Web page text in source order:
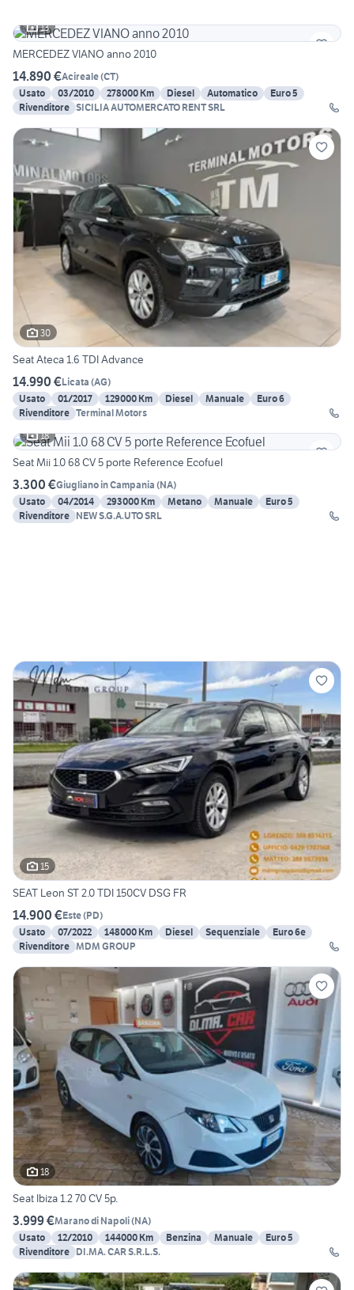
13
MERCEDEZ VIANO anno 2010
14.890 €Acireale(CT)
Usato
03/2010 278000 Km Diesel Automatico
Euro 5
Rivenditore SICILIA AUTOMERCATO RENT SRL
30
Seat Ateca 1.6 TDI Advance
14.990 €Licata (AG)
Usato
01/2017 129000 Km Diesel Manuale
Euro 6
Rivenditore Terminal Motors
18
Seat Mii 1.0 68 CV 5 porte Reference Ecofuel
3.300 €Giugliano in Campania (NA)
Usato
04/2014 293000 Km Metano Manuale
Euro 5
Rivenditore NEW S.G.A.UTO SRL
15
SEAT Leon ST 2.0 TDI 150CV DSG FR
14.900 €Este(PD)
Usato
07/2022 148000 Km Diesel Sequenziale
Euro 6e
Rivenditore MDM GROUP
18
Seat Ibiza 1.2 70 CV 5p.
3.999 €Marano di Napoli(NA)
Usato
12/2010 144000 Km Benzina Manuale
Euro 5
Rivenditore DI.MA. CAR S.R.L.S.